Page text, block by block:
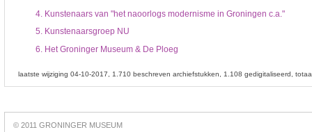
4. Kunstenaars van "het naoorlogs modernisme in Groningen c.a."
5.Kunstenaarsgroep NU
6.Het Groninger Museum & De Ploeg
laatste wijziging 04-10-2017 1.710 beschreven archiefstukken 1.108 gedigitaliseerd
online© 2011 GRONINGER MUSEUM